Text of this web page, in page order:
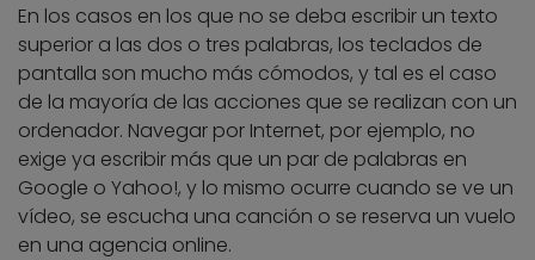
En los casos en los que no se deba escribir un texto
superior a las dos o tres palabras, los teclados de
pantalla son mucho más cómodos, y tal es el caso
de la mayoría de las acciones que se realizan con un
ordenador. Navegar por Internet, por ejemplo, no
exige ya escribir más que un par de palabras en
Google o Yahoo!, y lo mismo ocurre cuando se ve un
vídeo, se escucha una canción o se reserva un vuelo
en una agencia online.